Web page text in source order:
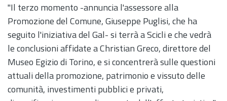
"Il terzo momento -annuncia l'assessore alla
Promozione del Comune, Giuseppe Puglisi, che ha
seguito l'iniziativa del Gal- si terrà a Scicli e che vedrà
le conclusioni affidate a Christian Greco, direttore del
Museo Egizio di Torino, e si concentrerà sulle questioni
attuali della promozione, patrimonio e vissuto delle
comunità, investimenti pubblici e privati,